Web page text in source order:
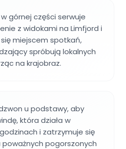
górnej części serwuje
z widokami na Limfjord i
miejscem spotkań,
spróbują lokalnych
na krajobraz.
u podstawy, aby
która działa w
i zatrzymuje się
poważnych pogorszonych